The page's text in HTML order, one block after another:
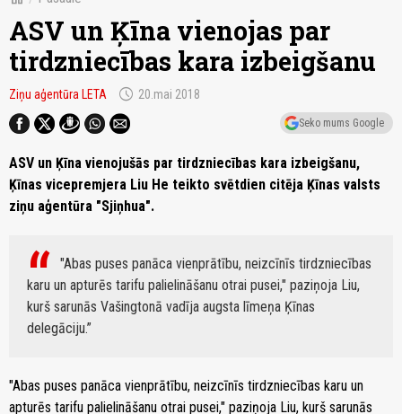
ASV un Ķīna vienojas par
tirdzniecības kara izbeigšanu
Ziņu aģentūra LETA schedule 20.mai 2018
Seko mums Google
ASV un Ķīna vienojušās par tirdzniecības kara izbeigšanu,
Ķīnas vicepremjera Liu He teikto svētdien citēja Ķīnas valsts
ziņu aģentūra "Sjiņhua".
"Abas puses panāca vienprātību, neizcīnīs tirdzniecības
karu un apturēs tarifu palielināšanu otrai pusei," paziņoja Liu,
kurš sarunās Vašingtonā vadīja augsta līmeņa Ķīnas
delegāciju.
"Abas puses panāca vienprātību, neizcīnīs tirdzniecības karu un
apturēs tarifu palielināšanu otrai pusei," paziņoja Liu, kurš sarunās